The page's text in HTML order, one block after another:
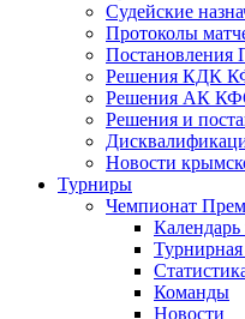
Судейские
Протоколы
Решения КДК
Решения АК
Решения и
Новости
Турниры
Чемпионат
Календарь
Турнирная
Команды
Новости